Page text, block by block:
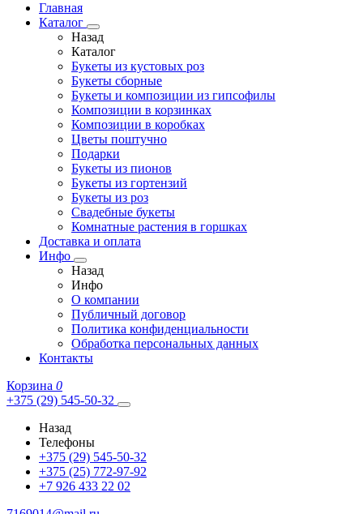
Главная
Каталог
Назад
Каталог
Букеты из кустовых роз
Букеты сборные
Букеты и композиции из гипсофилы
Композиции в корзинках
Композиции в коробках
Цветы поштучно
Подарки
Букеты из пионов
Букеты из гортензий
Букеты из роз
Свадебные букеты
Комнатные растения в горшках
Доставка и оплата
Инфо
Назад
Инфо
О компании
Публичный договор
Политика конфиденциальности
Обработка персональных данных
Контакты
Корзина 0
+375 (29) 545-50-32
Назад
Телефоны
+375 (29) 545-50-32
+375 (25) 772-97-92
+7 926 433 22 02